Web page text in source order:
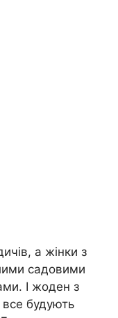
а жінки з
садовими
І жоден з
будують